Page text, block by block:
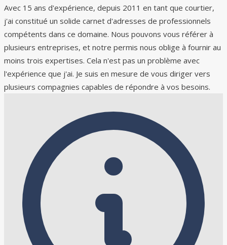
Avec 15 ans d'expérience, depuis 2011 en tant que courtier,
j'ai constitué un solide carnet d'adresses de professionnels
compétents dans ce domaine. Nous pouvons vous référer à
plusieurs entreprises, et notre permis nous oblige à fournir au
moins trois expertises. Cela n'est pas un problème avec
l'expérience que j'ai. Je suis en mesure de vous diriger vers
plusieurs compagnies capables de répondre à vos besoins.